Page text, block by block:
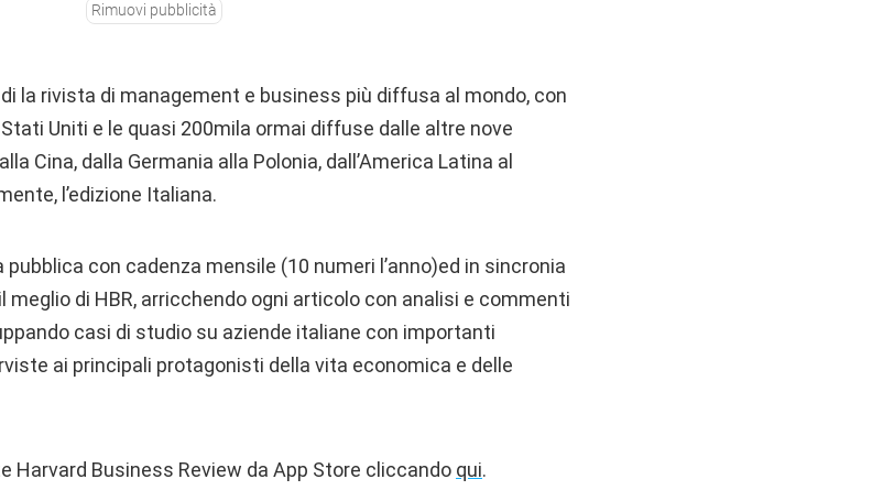
Rimuovi pubblicità
la rivista di management e business più diffusa al mondo, con
Uniti e le quasi 200mila ormai diffuse dalle altre nove
Cina, dalla Germania alla Polonia, dall’America Latina al
l’edizione Italiana.
con cadenza mensile (10 numeri l’anno)ed in sincronia
meglio di HBR, arricchendo ogni articolo con analisi e commenti
casi di studio su aziende italiane con importanti
ai principali protagonisti della vita economica e delle
Business Review da App Store cliccando qui.